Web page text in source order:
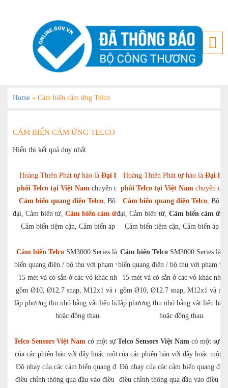
Home » Cảm biến cảm ứng Telco
CẢM BIẾN CẢM ỨNG TELCO
Hiển thị kết quả duy nhất
Hoàng Thiên Phát tự hào là Đại lý phân
phối Telco tại Việt Nam chuyên cung cấp
Cảm biến quang điện Telco, Bộ khuếch
đại, Cảm biến từ, Cảm biến cảm ứng Telco,
Cảm biến tiệm cận, Cảm biến áp lực,…
Cảm biến Telco SM3000 Series là bộ cảm
biến quang điện / bộ thu với phạm vi 6 hoặc
15 mét và có sẵn ở các vỏ khác nhau, bao
gồm Ø10, Ø12.7 snap, M12x1 và một khối
lập phương thu nhỏ bằng vật liệu bằng nhựa
hoặc đồng thau.
Telco Sensors Việt Namcó một sự lựa chọn
của các phiên bản với dây hoặc một kết nối.
Độ nhạy của các cảm biến quang điện được
điều chỉnh thông qua đầu vào điều khiển và
Hoàng Thiên Phát tự hào là Đại lý
phối Telco tại Việt Nam chuyên
Cảm biến quang điện Telco, Bộ
đại, Cảm biến từ, Cảm biến cảm
Cảm biến tiệm cận, Cảm biến áp
Cảm biến Telco SM3000 Series là
biến quang điện / bộ thu với phạm vi
15 mét và có sẵn ở các vỏ khác
gồm Ø10, Ø12.7 snap, M12x1 và
lập phương thu nhỏ bằng vật liệu
hoặc đồng thau.
Telco Sensors Việt Namcó một sự
của các phiên bản với dây hoặc một
Độ nhạy của các cảm biến quang
điều chỉnh thông qua đầu vào điều